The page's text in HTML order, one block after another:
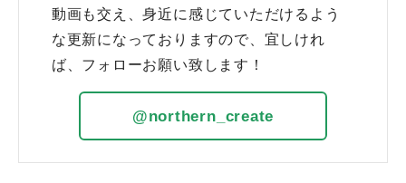
動画も交え、身近に感じていただけるよう
な更新になっておりますので、宜しけれ
ば、フォローお願い致します！
@northern_create